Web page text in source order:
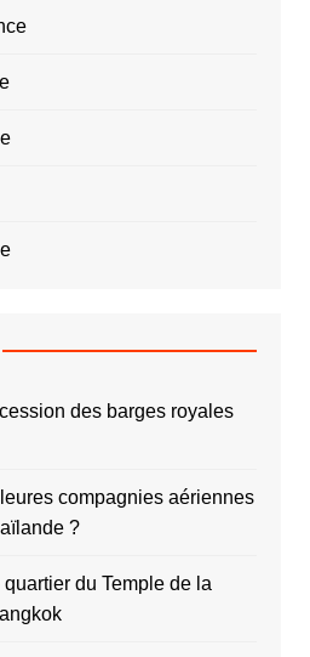
des barges royales
compagnies aériennes
?
du Temple de la